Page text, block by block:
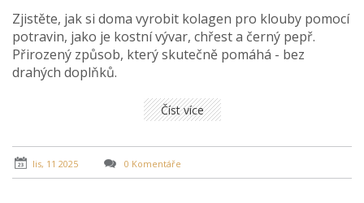
Zjistěte, jak si doma vyrobit kolagen pro klouby pomocí
potravin, jako je kostní vývar, chřest a černý pepř.
Přirozený způsob, který skutečně pomáhá - bez
drahých doplňků.
Číst více
lis, 11 2025 0 Komentáře